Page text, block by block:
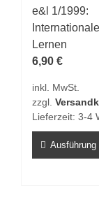
auf.
Die
Optionen
können
der
Produktseite
werden
e&l 1/1999:
Lernen
6,90 €
inkl. MwSt.
zzgl.
Lieferzeit: 3-4
Ausführung